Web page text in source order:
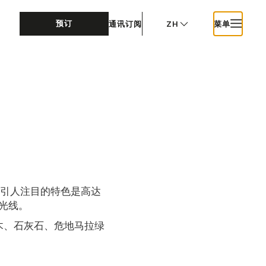
预订 通讯订阅 ZH 菜单
人注目的特色是高达
线。
石灰石、危地马拉绿